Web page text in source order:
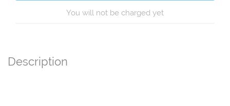
You will not be charged yet
Description